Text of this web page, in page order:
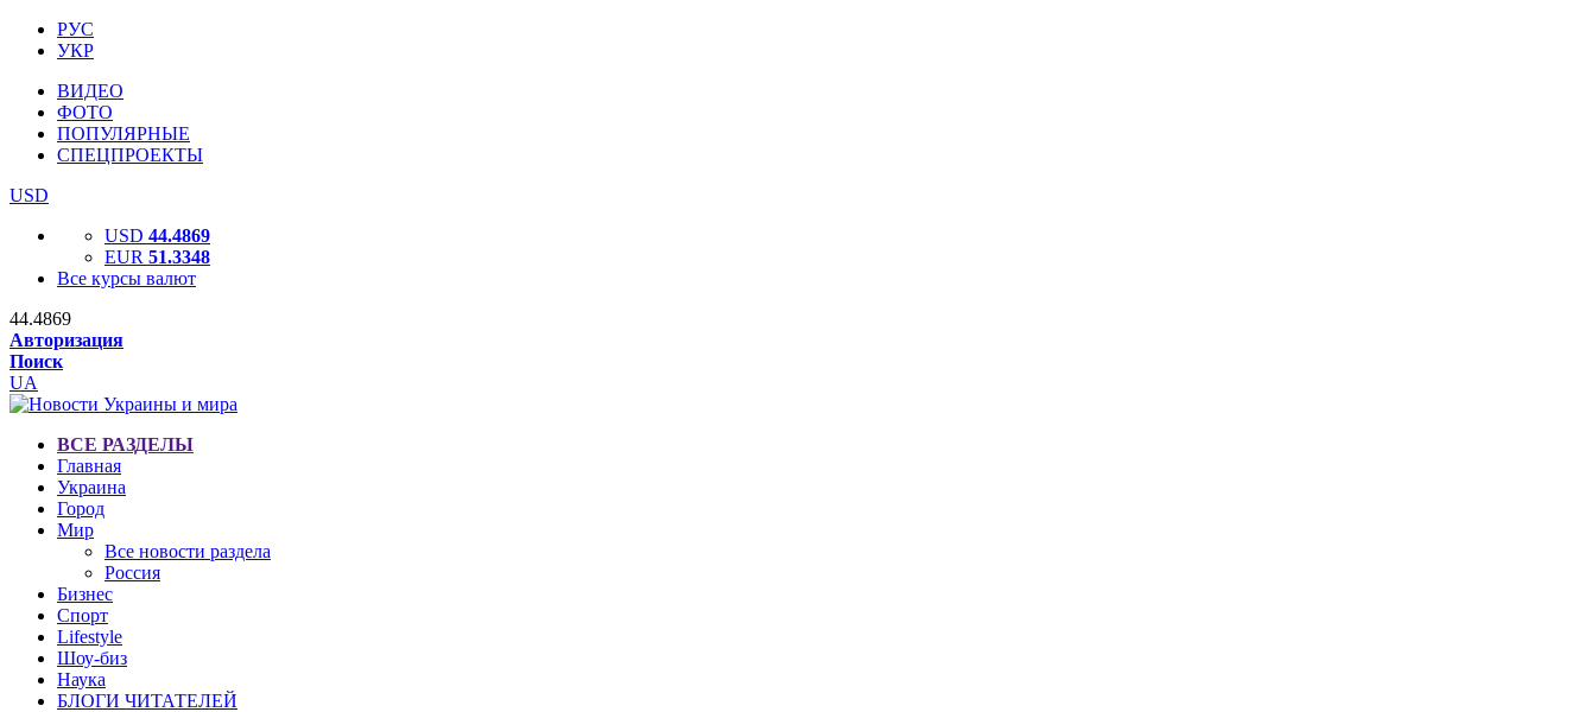
РУС
УКР
ВИДЕО
ФОТО
ПОПУЛЯРНЫЕ
СПЕЦПРОЕКТЫ
USD
USD 44.4869
EUR 51.3348
Все курсы валют
44.4869
Авторизация
Поиск
UA
ВСЕ РАЗДЕЛЫ
Главная
Украина
Город
Мир
Все новости раздела
Россия
Бизнес
Спорт
Lifestyle
Шоу-биз
Наука
БЛОГИ ЧИТАТЕЛЕЙ